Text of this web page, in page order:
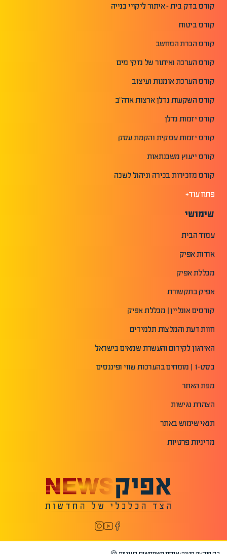
קורס בדק בית - איתור ליקויי בנייה
קורס ביטוח
קורס הכרת המחשב
קורס הערכה ואיתור של נזקי מים
קורס הערכת אומנות ועיצוב
קורס השקעות נדלן ארצות ארה"ב
קורס יזמות נדלן
קורס יזמות עסקית והקמת עסק
קורס ייעוץ משכנתאות
קורס מזכירות בכירה וניהול לשכה
פתח עוד+
שימושי
עמוד הבית
אודות אפיק
מכללת אפיק
אפיק בתקשורת
קורסים אונליין | מכללת אפיק
חוות דעת והמלצות תלמידים
האירגון לקידום והעשרת שמאים בישראל
בסט-1 | מומחים בהערכות שווי ופיננסים
מפת האתר
הצהרת נגישות
תנאי שימוש באתר
מדיניות פרטיות